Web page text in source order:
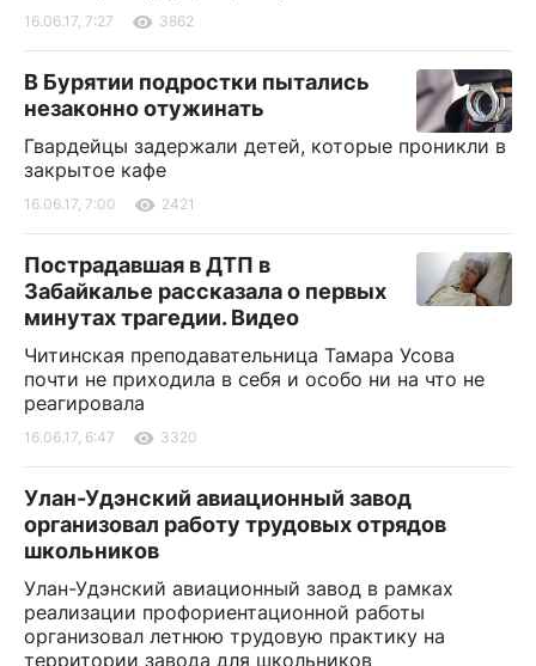
16.06.17, 7:27 3862
В Бурятии подростки пытались
незаконно отужинать
Гвардейцы задержали детей, которые проникли в
закрытое кафе
16.06.17, 7:00 2421
Пострадавшая в ДТП в
Забайкалье рассказала о первых
минутах трагедии. Видео
Читинская преподавательница Тамара Усова
почти не приходила в себя и особо ни на что не
реагировала
16.06.17, 6:47 3320
Улан-Удэнский авиационный завод
организовал работу трудовых отрядов
школьников
Улан-Удэнский авиационный завод в рамках
реализации профориентационной работы
организовал летнюю трудовую практику на
территории завода для школьников